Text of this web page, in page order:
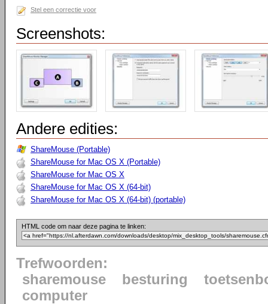
Stel een correctie voor
Screenshots:
Andere edities:
ShareMouse (Portable)
ShareMouse for Mac OS X (Portable)
ShareMouse for Mac OS X
ShareMouse for Mac OS X (64-bit)
ShareMouse for Mac OS X (64-bit) (portable)
HTML code om naar deze pagina te linken:
Trefwoorden:
sharemouse
besturing
computer